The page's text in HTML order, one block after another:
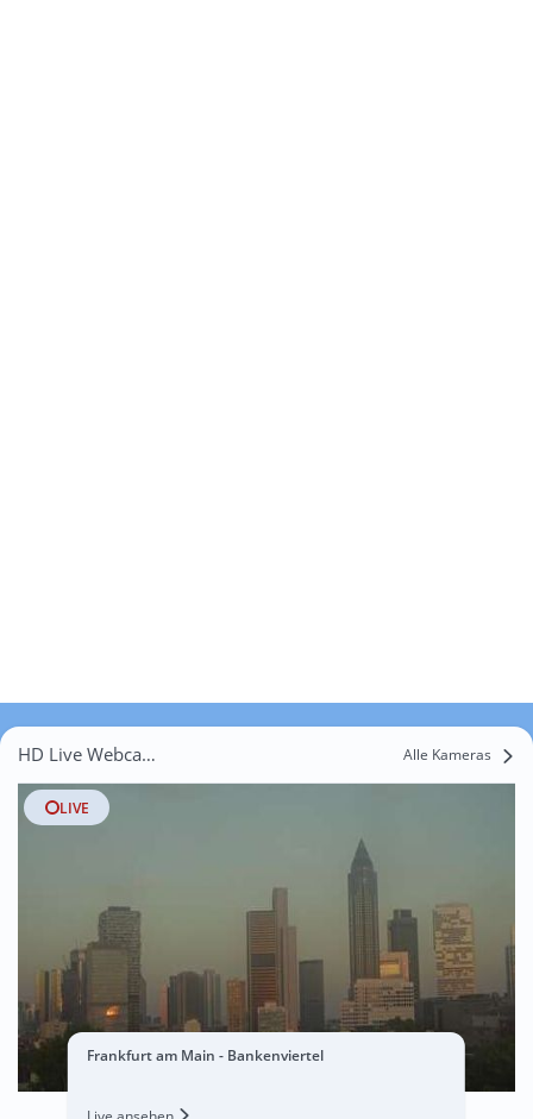
HD Live Webcams Igstadt Alle Kameras
LIVE
Frankfurt am Main - Bankenviertel